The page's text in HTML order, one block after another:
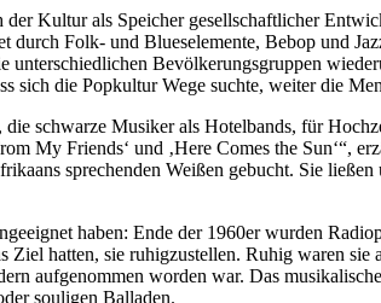
Kultur als Speicher gesellschaftlicher
Folk- und Blueselemente, Bebop und
unterschiedlichen Bevölkerungsgruppen
sich die Popkultur Wege suchte, weiter die
schwarze Musiker als Hotelbands, für
My Friends‘ und ‚Here Comes the Sun‘“,
sprechenden Weißen gebucht. Sie
haben: Ende der 1960er wurden
hatten, sie ruhigzustellen. Ruhig waren
aufgenommen worden war. Das
souligen Balladen.